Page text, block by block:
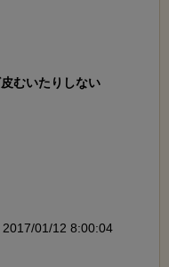
むいたりしない
2017/01/12 8:00:04